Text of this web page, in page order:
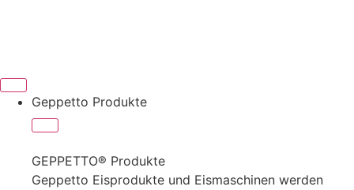
Geppetto Produkte
GEPPETTO® Produkte
Geppetto Eisprodukte und Eismaschinen werden